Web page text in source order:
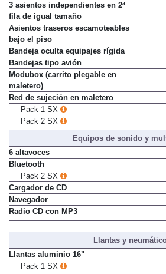
3 asientos independientes en 2ª
fila de igual tamaño
Asientos traseros escamoteables
bajo el piso
Bandeja oculta equipajes rígida
Bandejas tipo avión
Modubox (carrito plegable en
maletero)
Red de sujeción en maletero
Pack 1 SX
Pack 2 SX
Equipos de sonido y
6 altavoces
Bluetooth
Pack 2 SX
Cargador de CD
Navegador
Radio CD con MP3
Llantas y
Llantas aluminio 16"
Pack 1 SX